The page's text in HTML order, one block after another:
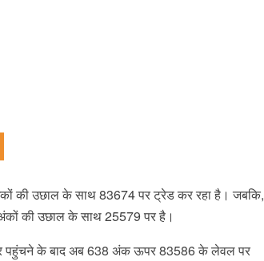
की उछाल के साथ 83674 पर ट्रेड कर रहा है। जबकि,
की उछाल के साथ 25579 पर है।
पहुंचने के बाद अब 638 अंक ऊपर 83586 के लेवल पर